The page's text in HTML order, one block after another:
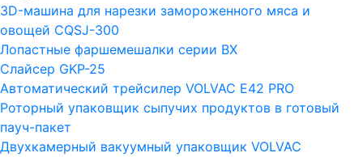
3D-машина для нарезки замороженного мяса и
овощей CQSJ-300
Лопастные фаршемешалки серии ВХ
Слайсер GKP-25
Автоматический трейсилер VOLVAC E42 PRO
Роторный упаковщик сыпучих продуктов в готовый
пауч-пакет
Двухкамерный вакуумный упаковщик VOLVAC